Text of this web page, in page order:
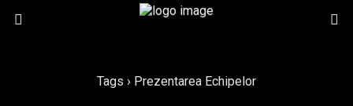
Tags › Prezentarea Echipelor